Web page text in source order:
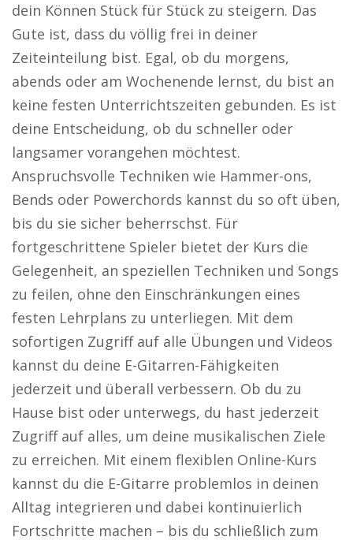
dein Können Stück für Stück zu steigern. Das
Gute ist, dass du völlig frei in deiner
Zeiteinteilung bist. Egal, ob du morgens,
abends oder am Wochenende lernst, du bist an
keine festen Unterrichtszeiten gebunden. Es ist
deine Entscheidung, ob du schneller oder
langsamer vorangehen möchtest.
Anspruchsvolle Techniken wie Hammer-ons,
Bends oder Powerchords kannst du so oft üben,
bis du sie sicher beherrschst. Für
fortgeschrittene Spieler bietet der Kurs die
Gelegenheit, an speziellen Techniken und Songs
zu feilen, ohne den Einschränkungen eines
festen Lehrplans zu unterliegen. Mit dem
sofortigen Zugriff auf alle Übungen und Videos
kannst du deine E-Gitarren-Fähigkeiten
jederzeit und überall verbessern. Ob du zu
Hause bist oder unterwegs, du hast jederzeit
Zugriff auf alles, um deine musikalischen Ziele
zu erreichen. Mit einem flexiblen Online-Kurs
kannst du die E-Gitarre problemlos in deinen
Alltag integrieren und dabei kontinuierlich
Fortschritte machen – bis du schließlich zum